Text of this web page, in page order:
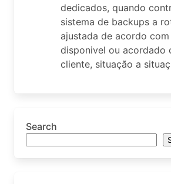
dedicados, quando
sistema de backups a
ajustada de acordo
disponivel ou acordado
cliente, situação a
Search